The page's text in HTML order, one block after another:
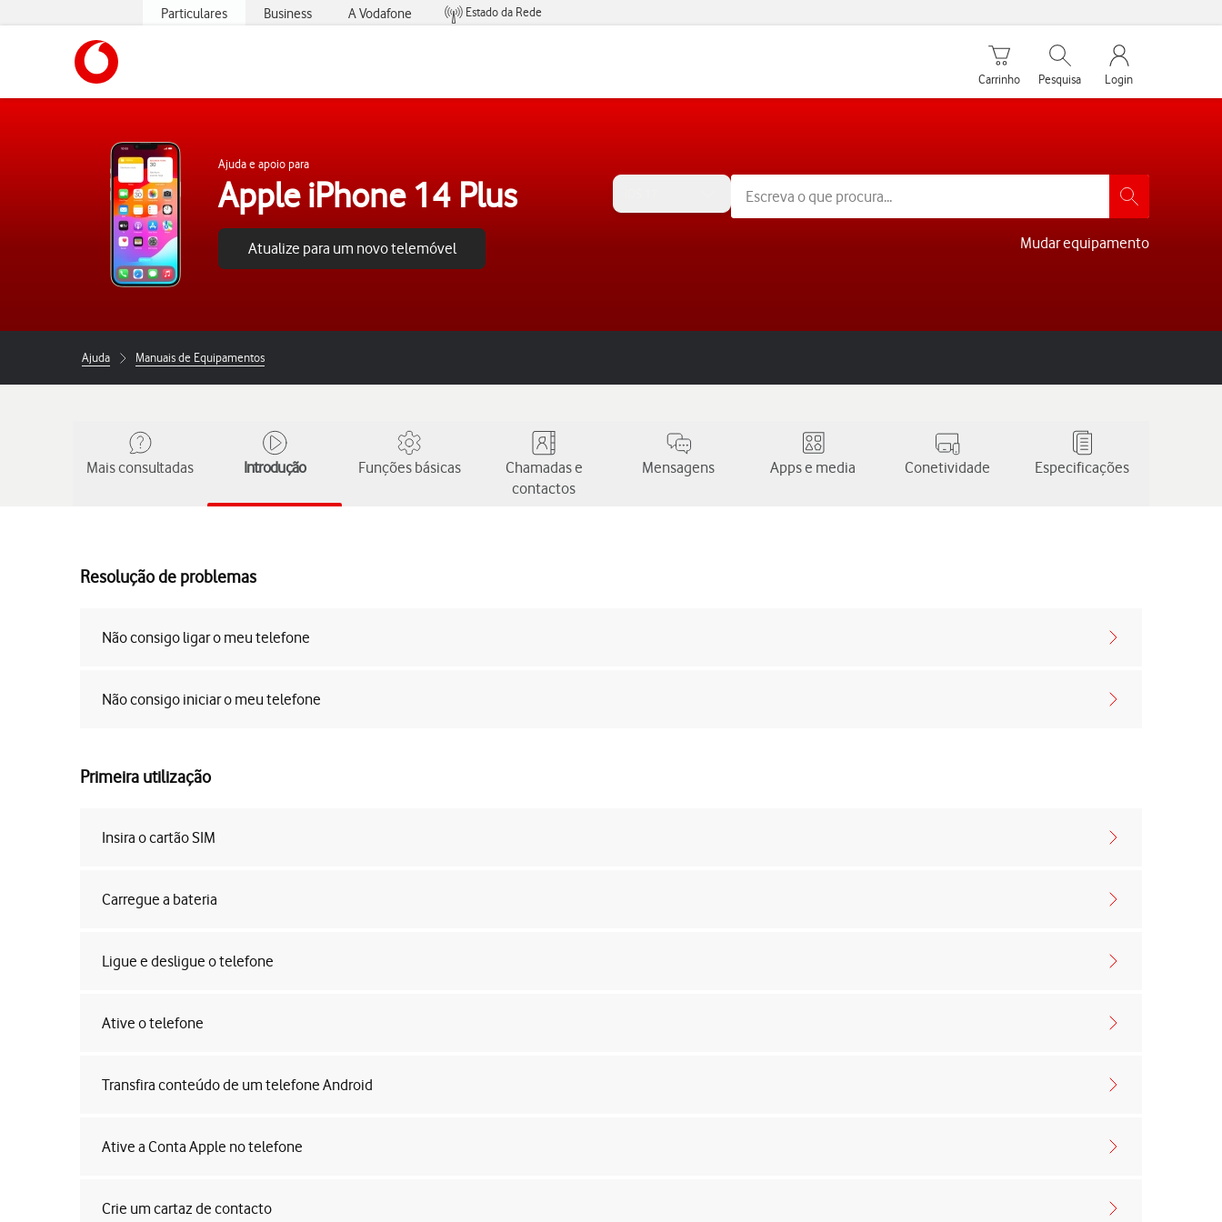
Particulares Business A Vodafone
Estado da Rede
Carrinho de compras
Carrinho
Pesquisar
Pesquisa
My Vodafone
Login
Ajuda e apoio para
Apple iPhone 14 Plus
Atualize para um novo telemóvel Mudar equipamento
Ajuda Manuais de Equipamentos
Mais consultadas Introdução Funções básicas
Chamadas e
contactos
Mensagens Apps e media Conetividade Especificações
Resolução de problemas
Não consigo ligar o meu telefone
Não consigo iniciar o meu telefone
Primeira utilização
Insira o cartão SIM
Carregue a bateria
Ligue e desligue o telefone
Ative o telefone
Transfira conteúdo de um telefone Android
Ative a Conta Apple no telefone
Crie um cartaz de contacto